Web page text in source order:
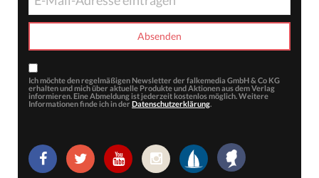
Ich möchte den regelmäßigen Newsletter der falkemedia GmbH & Co KG
erhalten und mich über aktuelle Produkte und Aktionen aus dem Verlag
informieren. Eine Abmeldung ist jederzeit kostenlos möglich. Weitere
Informationen finde ich in der Datenschutzerklärung.